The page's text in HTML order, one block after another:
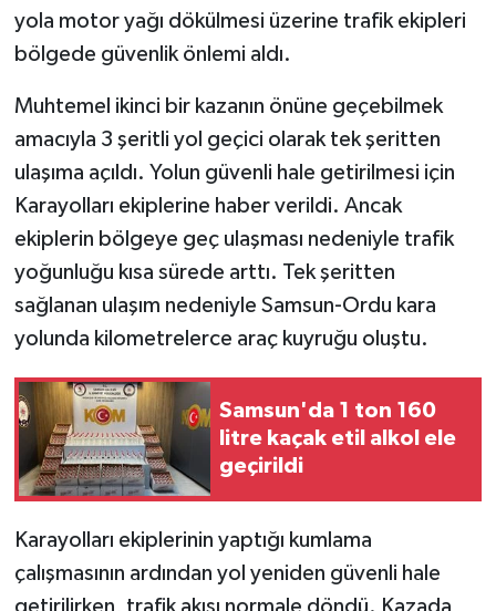
yola motor yağı dökülmesi üzerine trafik ekipleri
bölgede güvenlik önlemi aldı.
Muhtemel ikinci bir kazanın önüne geçebilmek
amacıyla 3 şeritli yol geçici olarak tek şeritten
ulaşıma açıldı. Yolun güvenli hale getirilmesi için
Karayolları ekiplerine haber verildi. Ancak
ekiplerin bölgeye geç ulaşması nedeniyle trafik
yoğunluğu kısa sürede arttı. Tek şeritten
sağlanan ulaşım nedeniyle Samsun-Ordu kara
yolunda kilometrelerce araç kuyruğu oluştu.
Samsun'da 1 ton 160
litre kaçak etil alkol ele
geçirildi
Karayolları ekiplerinin yaptığı kumlama
çalışmasının ardından yol yeniden güvenli hale
getirilirken, trafik akışı normale döndü. Kazada